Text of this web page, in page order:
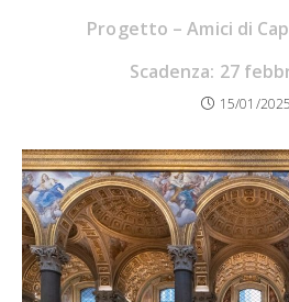
Progetto – Amici di
Scadenza: 27
15/01/2025